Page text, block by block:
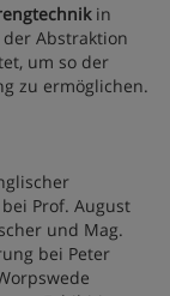
in
Abstraktion
um so der
zu ermöglichen.
Prof. August
und Mag.
bei Peter